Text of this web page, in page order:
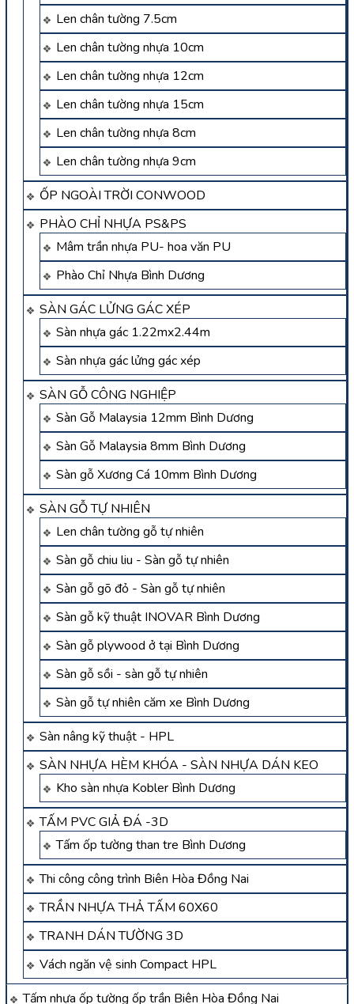
Len chân tường 7.5cm
Len chân tường nhựa 10cm
Len chân tường nhựa 12cm
Len chân tường nhựa 15cm
Len chân tường nhựa 8cm
Len chân tường nhựa 9cm
ỐP NGOÀI TRỜI CONWOOD
PHÀO CHỈ NHỰA PS&PS
Mâm trần nhựa PU- hoa văn PU
Phào Chỉ Nhựa Bình Dương
SÀN GÁC LỬNG GÁC XÉP
Sàn nhựa gác 1.22mx2.44m
Sàn nhựa gác lửng gác xép
SÀN GỖ CÔNG NGHIỆP
Sàn Gỗ Malaysia 12mm Bình Dương
Sàn Gỗ Malaysia 8mm Bình Dương
Sàn gỗ Xương Cá 10mm Bình Dương
SÀN GỖ TỰ NHIÊN
Len chân tường gỗ tự nhiên
Sàn gỗ chiu liu - Sàn gỗ tự nhiên
Sàn gỗ gõ đỏ - Sàn gỗ tự nhiên
Sàn gỗ kỹ thuật INOVAR Bình Dương
Sàn gỗ plywood ở tại Bình Dương
Sàn gỗ sồi - sàn gỗ tự nhiên
Sàn gỗ tự nhiên căm xe Bình Dương
Sàn nâng kỹ thuật - HPL
SÀN NHỰA HÈM KHÓA - SÀN NHỰA DÁN KEO
Kho sàn nhựa Kobler Bình Dương
TẤM PVC GIẢ ĐÁ -3D
Tấm ốp tường than tre Bình Dương
Thi công công trình Biên Hòa Đồng Nai
TRẦN NHỰA THẢ TẤM 60X60
TRANH DÁN TƯỜNG 3D
Vách ngăn vệ sinh Compact HPL
Tấm nhựa ốp tường ốp trần Biên Hòa Đồng Nai